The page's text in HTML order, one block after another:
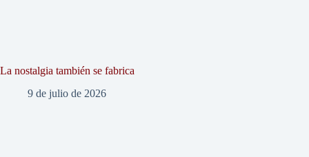
La nostalgia también se fabrica
9 de julio de 2026